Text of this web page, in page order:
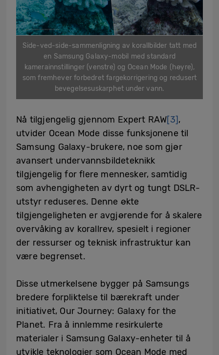
Side-ved-side-sammenligning av korallbilder tatt med
en Samsung Galaxy-mobil med standard
kamerainnstillinger (venstre) og Ocean Mode (høyre),
som fremhever forbedret fargekorrigering og redusert
bevegelsesuskarphet under vann.
Nå tilgjengelig gjennom Expert RAW[3],
utvider Ocean Mode disse funksjonene til
Samsung Galaxy-brukere, noe som gjør
avansert undervannsbildeteknikk
tilgjengelig for flere mennesker, samtidig
som avhengigheten av dyrt og tungt DSLR-
utstyr reduseres. Denne økte
tilgjengeligheten er avgjørende for å skalere
overvåking av korallrev, spesielt i regioner
der ressurser og teknisk infrastruktur kan
være begrenset.
Disse utmerkelsene bygger på Samsungs
bredere forpliktelse til bærekraft under
initiativet, Our Journey: Galaxy for the
Planet. Fra å innlemme resirkulerte
materialer i Samsung Galaxy-enheter til å
utvikle teknologier som Ocean Mode med